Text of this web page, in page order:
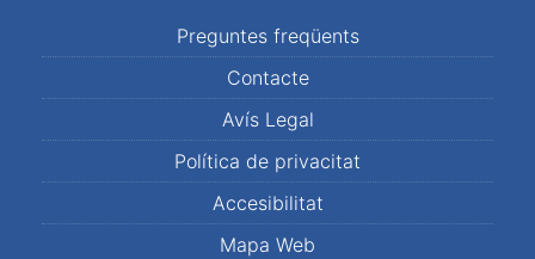
Preguntes freqüents
Contacte
Avís Legal
Política de privacitat
Accesibilitat
Mapa Web